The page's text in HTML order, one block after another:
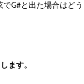
G#と出た場合はどう
ます。